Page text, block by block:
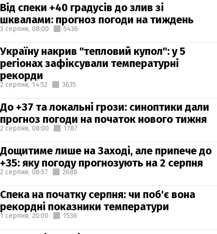
Від спеки +40 градусів до злив зі
шквалами: прогноз погоди на тиждень
3 серпня, 08:00 5436
Україну накрив "тепловий купол": у 5
регіонах зафіксували температурні
рекорди
2 серпня, 14:52 3635
До +37 та локальні грози: синоптики дали
прогноз погоди на початок нового тижня
2 серпня, 08:00 1787
Дощитиме лише на Заході, але припече до
+35: яку погоду прогнозують на 2 серпня
2 серпня, 06:57 2688
Спека на початку серпня: чи поб'є вона
рекордні показники температури
1 серпня, 20:00 1536